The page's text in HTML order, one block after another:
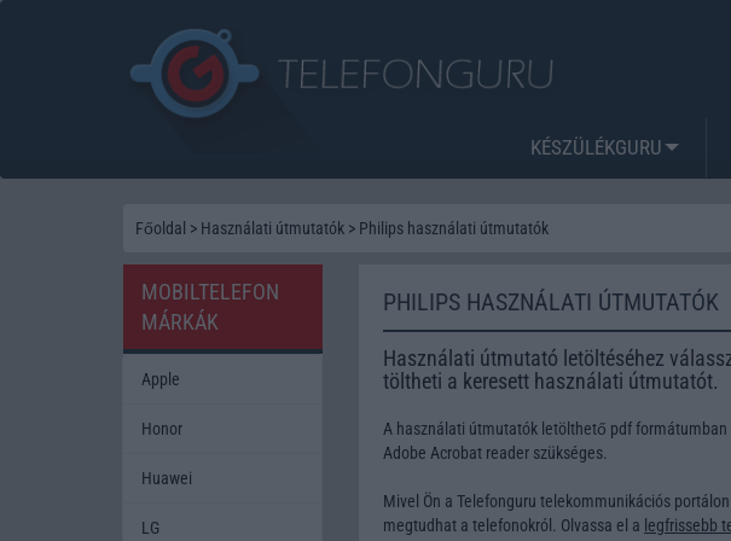
KÉSZÜLÉKGURU
Főoldal > Használati útmutatók > Philips használati útmutatók
PHILIPS HASZNÁLATI ÚTMUTATÓK
Használati útmutató letöltéséhez
töltheti a keresett használati útmutatót.
A használati útmutatók letölthető pdf
Adobe Acrobat reader szükséges.
Mivel Ön a Telefonguru telekommunikációs
megtudhat a telefonokról. Olvassa el a legfrissebb
MOBILTELEFON
MÁRKÁK
Apple
Honor
Huawei
LG